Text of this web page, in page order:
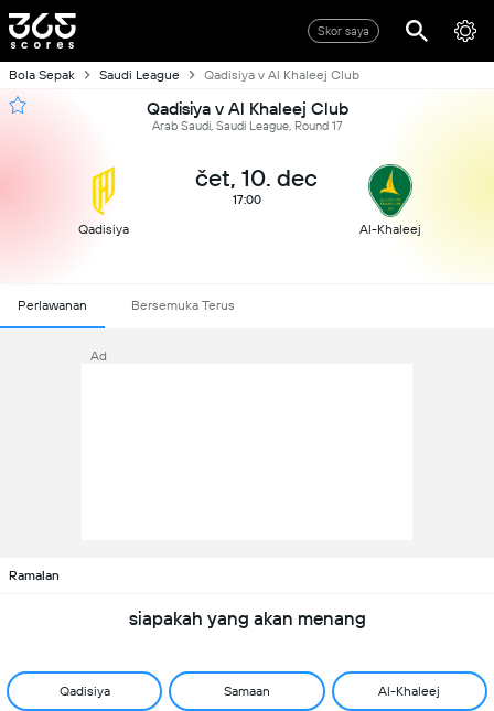
Skor saya
Bola Sepak Saudi League Qadisiya v Al Khaleej Club
Qadisiya v Al Khaleej Club
Arab Saudi, Saudi League, Round 17
Qadisiya
čet, 10. dec
17:00
Al-Khaleej
Perlawanan Bersemuka Terus
Ad
Ramalan
siapakah yang akan menang
Qadisiya Samaan Al-Khaleej